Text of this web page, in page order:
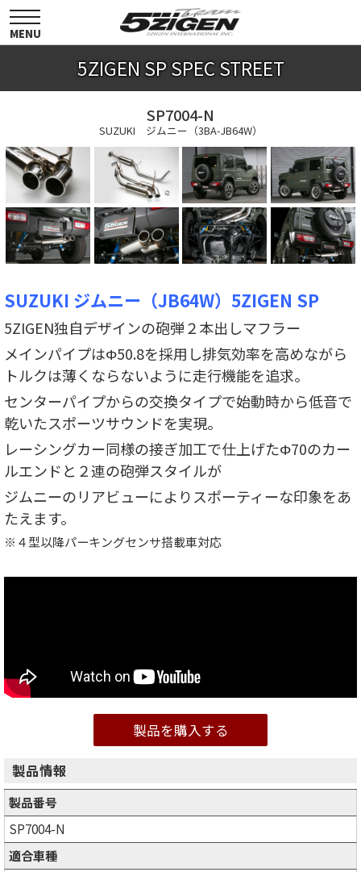
toggle
navigation
MENU
5ZIGEN SP SPEC STREET
SP7004-N
SUZUKI ジムニー（3BA-JB64W）
SUZUKI ジムニー（JB64W）5ZIGEN SP
5ZIGEN独自デザインの砲弾２本出しマフラー
メインパイプはΦ50.8を採用し排気効率を高めながら
トルクは薄くならないように走行機能を追求。
センターパイプからの交換タイプで始動時から低音で
乾いたスポーツサウンドを実現。
レーシングカー同様の接ぎ加工で仕上げたΦ70のカー
ルエンドと２連の砲弾スタイルが
ジムニーのリアビューによりスポーティーな印象をあ
たえます。
※４型以降パーキングセンサ搭載車対応
製品を購入する
製品情報
製品番号
SP7004-N
適合車種